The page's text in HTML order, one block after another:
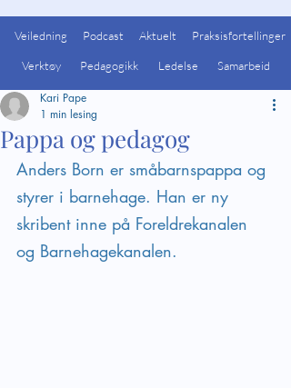
Veiledning
Verktøy
Podcast
Pedagogikk
Aktuelt Praksisfortellinger
Ledelse Samarbeid
Pappa og pedagog
Kari Pape
1 min lesing
Anders Born er småbarnspappa og
styrer i barnehage. Han er ny
skribent inne på Foreldrekanalen
og Barnehagekanalen.